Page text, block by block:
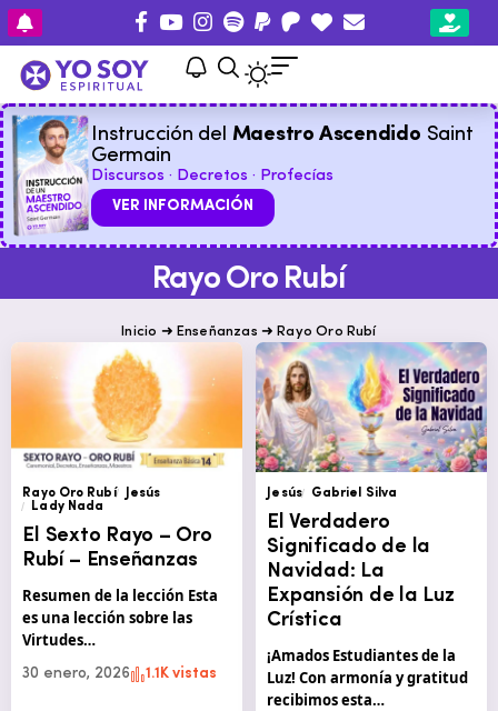
Instrucción del Maestro Ascendido Saint
Germain
Discursos · Decretos · Profecías
VER INFORMACIÓN
Rayo Oro Rubí
Inicio ➜ Enseñanzas ➜ Rayo Oro Rubí
Rayo Oro Rubí
Jesús
Lady Nada
El Sexto Rayo – Oro
Rubí – Enseñanzas
Resumen de la lección Esta
es una lección sobre las
Virtudes…
30 enero, 2026 1.1K vistas
Jesús Gabriel Silva
El Verdadero
Significado de la
Navidad: La
Expansión de la Luz
Crística
¡Amados Estudiantes de la
Luz! Con armonía y gratitud
recibimos esta…